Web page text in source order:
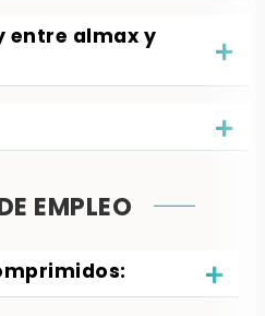
entre almax y
EMPLEO